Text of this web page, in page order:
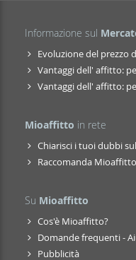
Informazione sul
Evoluzione del prezzo
Vantaggi dell' affitto:
Vantaggi dell' affitto:
Mioaffitto in rete
Chiarisci i tuoi dubbi
Raccomanda
Su Mioaffitto
Cos'è Mioaffitto?
Domande frequenti -
Pubblicità